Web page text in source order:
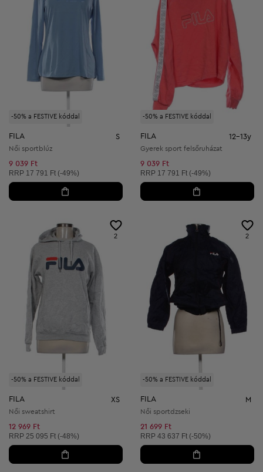
-50% a FESTIVE kóddal
FILA S
Női sportblúz
9 039 Ft
Ajánlott ár:
RRP 17 791 Ft (-49%)
-50% a FESTIVE kóddal
FILA 12-13y
Gyerek sport felsőruházat
9 039 Ft
Ajánlott ár:
RRP 17 791 Ft (-49%)
-50% a FESTIVE kóddal
2
FILA XS
Női sweatshirt
12 969 Ft
Ajánlott ár:
RRP 25 095 Ft (-48%)
-50% a FESTIVE kóddal
2
FILA M
Női sportdzseki
21 699 Ft
Ajánlott ár:
RRP 43 637 Ft (-50%)